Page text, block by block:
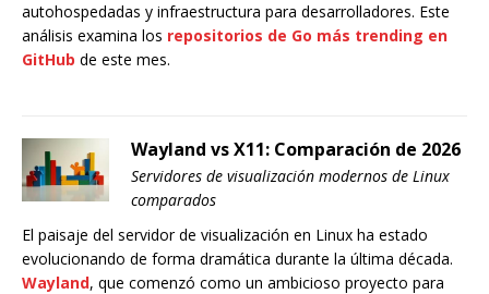
autohospedadas y infraestructura para desarrolladores. Este
análisis examina los repositorios de Go más trending en
GitHub de este mes.
Wayland vs X11: Comparación de 2026
Servidores de visualización modernos de Linux
comparados
El paisaje del servidor de visualización en Linux ha estado
evolucionando de forma dramática durante la última década.
Wayland, que comenzó como un ambicioso proyecto para